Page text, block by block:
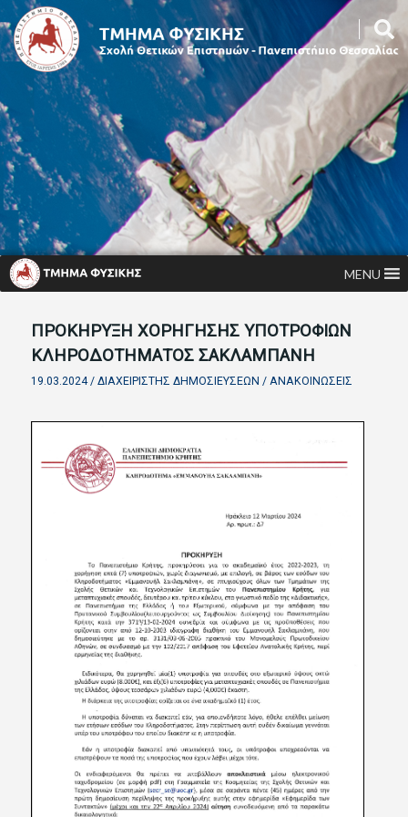
MENU
ΠΡΟΚΗΡΥΞΗ ΧΟΡΗΓΗΣΗΣ ΥΠΟΤΡΟΦΙΩΝ
ΚΛΗΡΟΔΟΤΗΜΑΤΟΣ ΣΑΚΛΑΜΠΑΝΗ
19.03.2024 / ΔΙΑΧΕΙΡΙΣΤΉΣ ΔΗΜΟΣΙΕΎΣΕΩΝ / ΑΝΑΚΟΙΝΏΣΕΙΣ